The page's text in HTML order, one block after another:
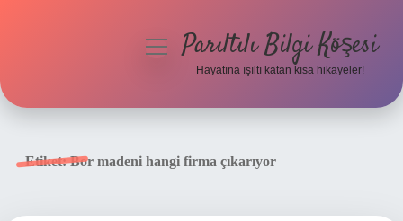
menüyüParıltılı Bilgi Köşesi
Hayatına ışıltı katan kısa hikayeler!
Etiket:Bor madeni hangi firma çıkarıyor